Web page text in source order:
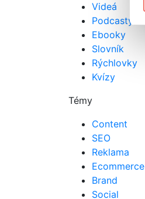
Videá
Podcasty
Ebooky
Slovník
Rýchlovky
Kvízy
Témy
Content
SEO
Reklama
Ecommerce
Brand
Social